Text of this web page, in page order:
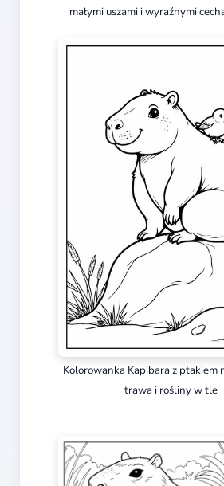
małymi uszami i wyraźnymi
Kolorowanka Kapibara z ptakiem
trawa i rośliny w tle